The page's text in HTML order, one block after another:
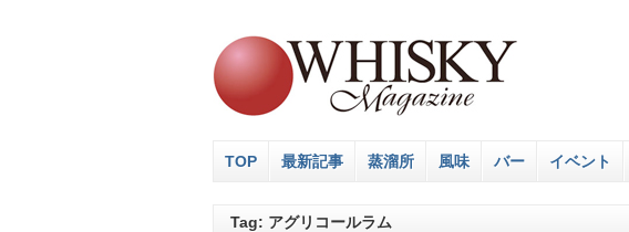
TOP 最新記事 蒸溜所 風味 バー イベント
Tag: アグリコールラム